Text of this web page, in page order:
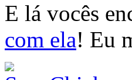
E lá vocês
com ela! Eu